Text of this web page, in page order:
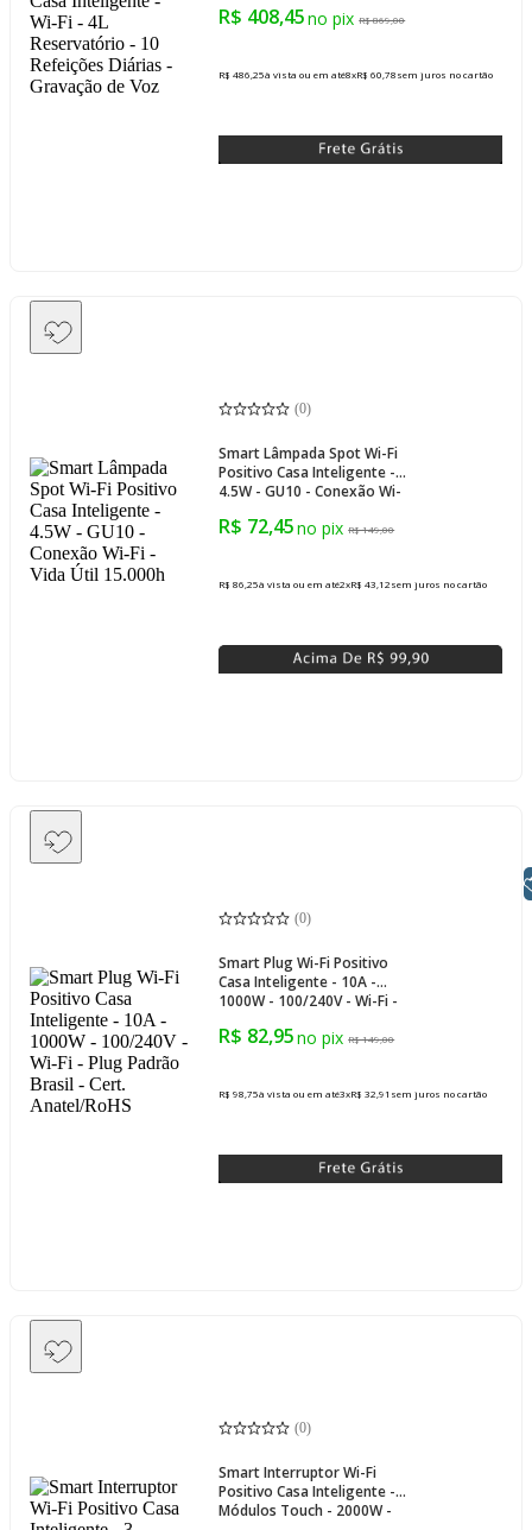
Gravação de Voz
R$ 408,45 R$ 869,00
R$ 486,25à vista ou em até8xR$ 60,78sem juros no cartão
(0)
Smart Lâmpada Spot Wi-Fi
Positivo Casa Inteligente -
4.5W - GU10 - Conexão Wi-
R$ 72,45 R$ 149,00
R$ 86,25à vista ou em até2xR$ 43,12sem juros no cartão
(0)
Smart Plug Wi-Fi Positivo
Casa Inteligente - 10A -
1000W - 100/240V - Wi-Fi -
Anatel/RoHS
R$ 82,95 R$ 149,00
R$ 98,75à vista ou em até3xR$ 32,91 sem juros no cartão
(0)
Smart Interruptor Wi-Fi
Positivo Casa Inteligente - 3
Módulos Touch - 2000W -